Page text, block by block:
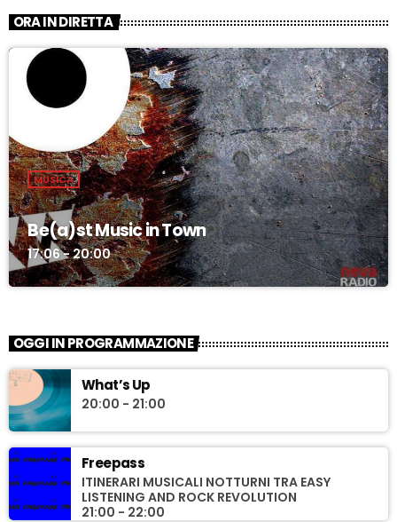
ORA IN DIRETTA
MUSICA
Be(a)st Music in Town
17:06 - 20:00
OGGI IN PROGRAMMAZIONE
What’s Up
20:00 - 21:00
Freepass
ITINERARI MUSICALI NOTTURNI TRA EASY
LISTENING AND ROCK REVOLUTION
21:00 - 22:00